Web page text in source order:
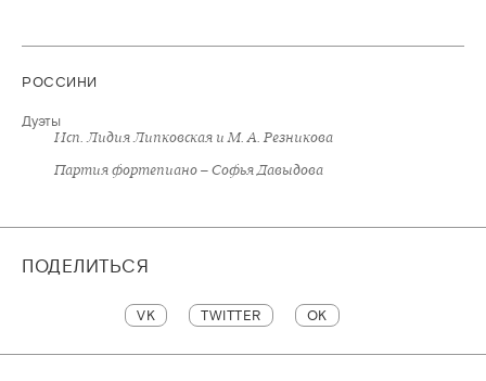
РОССИНИ
Дуэты
Исп. Лидия Липковская и М. А. Резникова
Партия фортепиано – Софья Давыдова
ПОДЕЛИТЬСЯ
VK TWITTER OK